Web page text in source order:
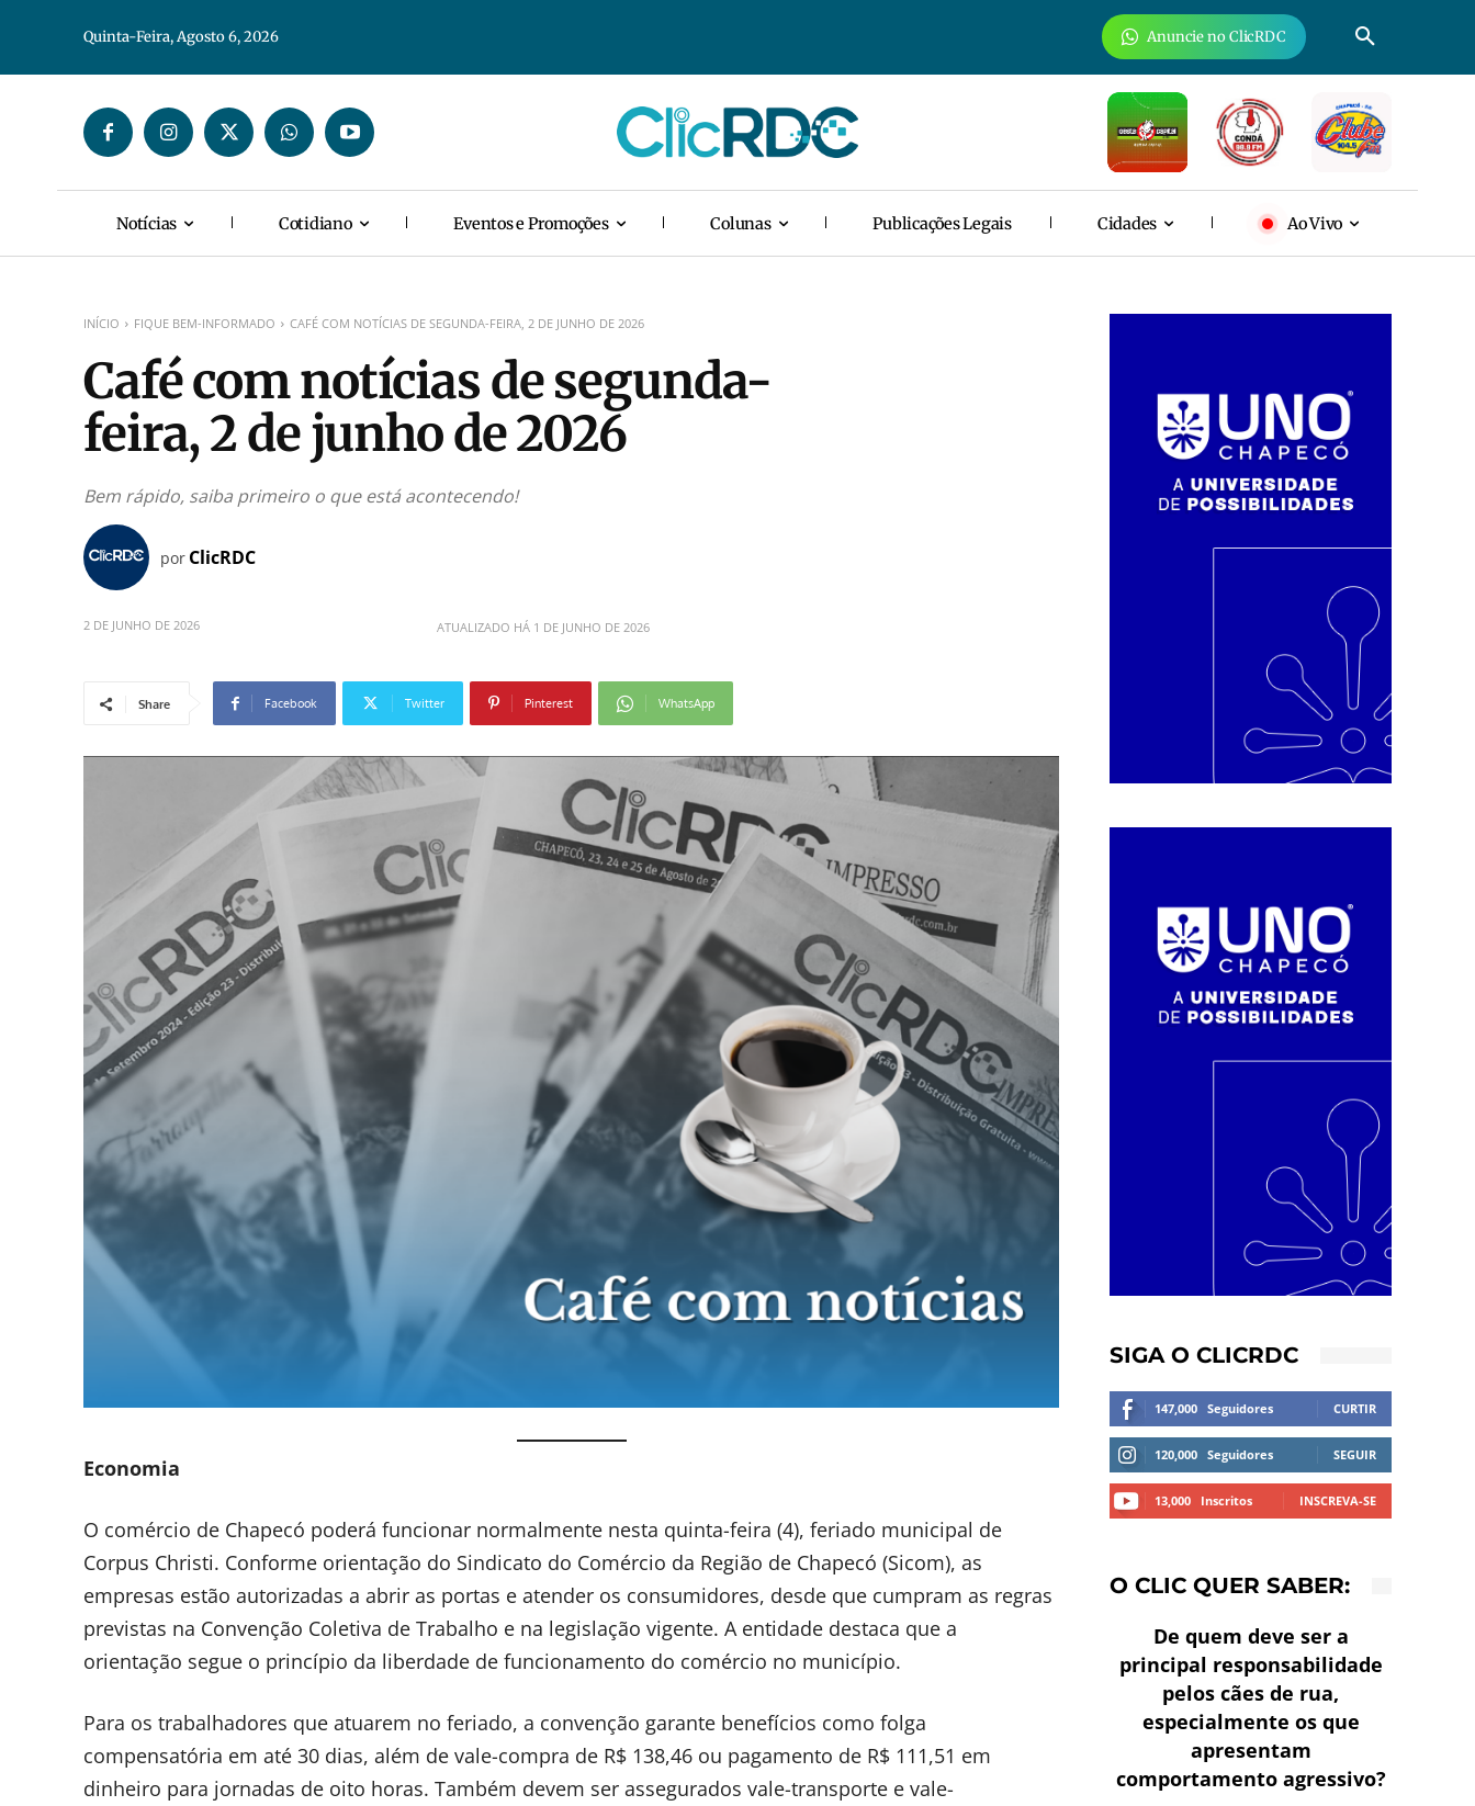
Quinta-Feira, Agosto 6, 2026 Anuncie no ClicRDC
Notícias Cotidiano Eventos e Promoções Colunas Publicações Legais Cidades Ao Vivo
INÍCIO FIQUE BEM-INFORMADO CAFÉ COM NOTÍCIAS DE SEGUNDA-FEIRA, 2 DE JUNHO DE 2026
Café com notícias de segunda-
feira, 2 de junho de 2026
Bem rápido, saiba primeiro o que está acontecendo!
por ClicRDC
2 DE JUNHO DE 2026 ATUALIZADO HÁ 1 DE JUNHO DE 2026
Share Facebook Twitter Pinterest WhatsApp
Economia
O comércio de Chapecó poderá funcionar normalmente nesta quinta-feira (4), feriado municipal de
Corpus Christi. Conforme orientação do Sindicato do Comércio da Região de Chapecó (Sicom), as
empresas estão autorizadas a abrir as portas e atender os consumidores, desde que cumpram as regras
previstas na Convenção Coletiva de Trabalho e na legislação vigente. A entidade destaca que a
orientação segue o princípio da liberdade de funcionamento do comércio no município.
Para os trabalhadores que atuarem no feriado, a convenção garante benefícios como folga
compensatória em até 30 dias, além de vale-compra de R$ 138,46 ou pagamento de R$ 111,51 em
dinheiro para jornadas de oito horas. Também devem ser assegurados vale-transporte e vale-
SIGA O CLICRDC
147,000 Seguidores CURTIR
120,000 Seguidores SEGUIR
13,000 Inscritos INSCREVA-SE
O CLIC QUER SABER:
De quem deve ser a
principal responsabilidade
pelos cães de rua,
especialmente os que
apresentam
comportamento agressivo?